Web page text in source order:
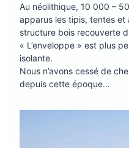
Au néolithique, 10 000 –
apparus les tipis, tentes
structure bois recouverte
« L’enveloppe » est plus
isolante.
Nous n’avons cessé de
depuis cette époque…